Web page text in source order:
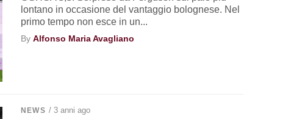
lontano in occasione del vantaggio bolognese. Nel
primo tempo non esce in un...
ByAlfonso Maria Avagliano
NEWS / 3 anni ago